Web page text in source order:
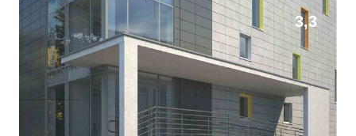
3,3